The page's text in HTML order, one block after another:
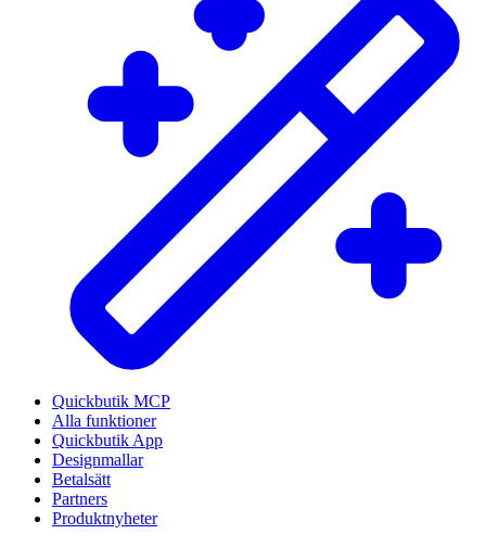
Quickbutik MCP
Alla funktioner
Quickbutik App
Designmallar
Betalsätt
Partners
Produktnyheter